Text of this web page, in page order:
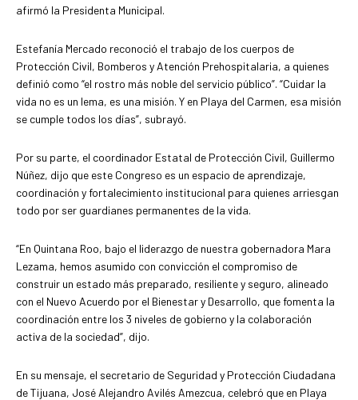
afirmó la Presidenta Municipal.
Estefanía Mercado reconoció el trabajo de los cuerpos de
Protección Civil, Bomberos y Atención Prehospitalaria, a quienes
definió como “el rostro más noble del servicio público”. “Cuidar la
vida no es un lema, es una misión. Y en Playa del Carmen, esa misión
se cumple todos los días”, subrayó.
Por su parte, el coordinador Estatal de Protección Civil, Guillermo
Núñez, dijo que este Congreso es un espacio de aprendizaje,
coordinación y fortalecimiento institucional para quienes arriesgan
todo por ser guardianes permanentes de la vida.
“En Quintana Roo, bajo el liderazgo de nuestra gobernadora Mara
Lezama, hemos asumido con convicción el compromiso de
construir un estado más preparado, resiliente y seguro, alineado
con el Nuevo Acuerdo por el Bienestar y Desarrollo, que fomenta la
coordinación entre los 3 niveles de gobierno y la colaboración
activa de la sociedad”, dijo.
En su mensaje, el secretario de Seguridad y Protección Ciudadana
de Tijuana, José Alejandro Avilés Amezcua, celebró que en Playa